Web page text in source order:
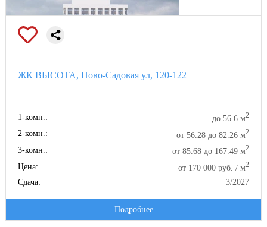
ЖК ВЫСОТА, Ново-Садовая ул, 120-122
1-комн.: до 56.6 м2
2-комн.: от 56.28 до 82.26 м2
3-комн.: от 85.68 до 167.49 м2
Цена: от 170 000 руб. / м2
Сдача: 3/2027
Подробнее